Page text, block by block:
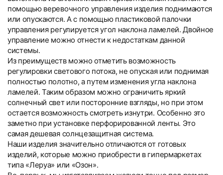
помощью веревочного управления изделия поднимаются
или опускаются. А с помощью пластиковой палочки
управления регулируется угол наклона ламелей. Двойное
управление можно отнести к недостаткам данной
системы.
Из преимуществ можно отметить возможность
регулировки светового потока, не опуская или поднимая
полностью полотно, а путем изменения угла наклона
ламелей. Таким образом можно ограничить яркий
солнечный свет или посторонние взгляды, но при этом
остается возможность смотреть изнутри. Особенно это
заметно при установке перфорированной ленты. Это
самая дешевая солнцезащитная система.
Наши изделия значительно отличаются от готовых
изделий, которые можно приобрести в гипермаркетах
типа «Леруа» или «Озон».